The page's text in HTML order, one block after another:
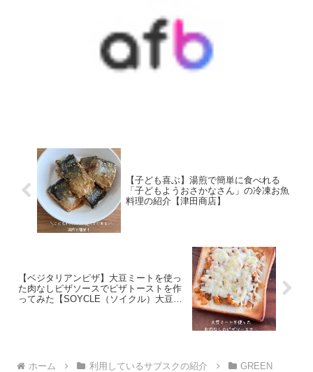
【子ども喜ぶ】湯煎で簡単に食べれる
「子どもようおさかなさん」の冷凍お魚
料理の紹介【津田商店】
【ベジタリアンピザ】大豆ミートを使っ
た肉なしピザソースでピザトーストを作
ってみた【SOYCLE（ソイクル）大豆フ
ホーム 利用しているサブスクの紹介
GREEN